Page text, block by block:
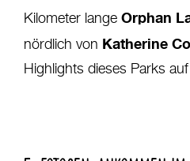
Kilometer lange Orphan
nördlich von Katherine
Highlights dieses Parks